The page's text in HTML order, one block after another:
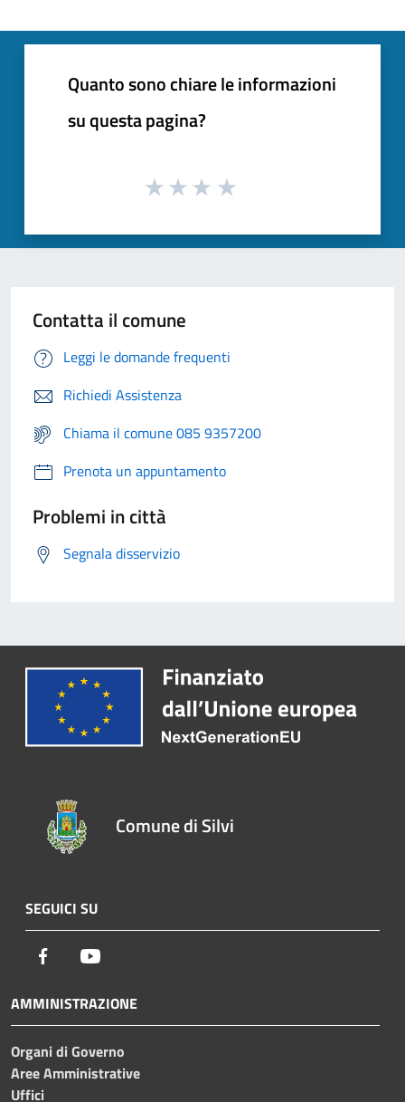
Quanto sono chiare le informazioni
su questa pagina?
Contatta il comune
Leggi le domande frequenti
Richiedi Assistenza
Chiama il comune 085 9357200
Prenota un appuntamento
Problemi in città
Segnala disservizio
Comune di Silvi
SEGUICI SU
Facebook
AMMINISTRAZIONE
Organi di Governo
Aree Amministrative
Uffici